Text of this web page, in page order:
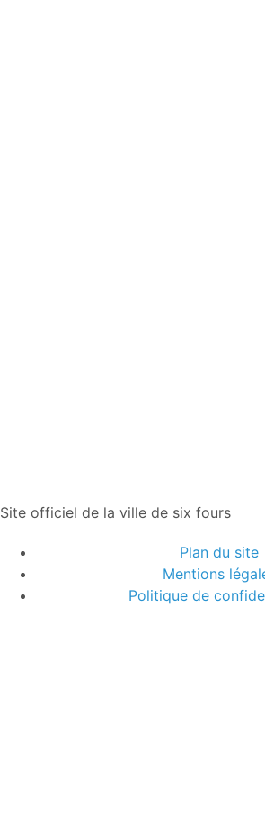
Site officiel de la ville de six fours
Plan du site
Mentions
Politique de